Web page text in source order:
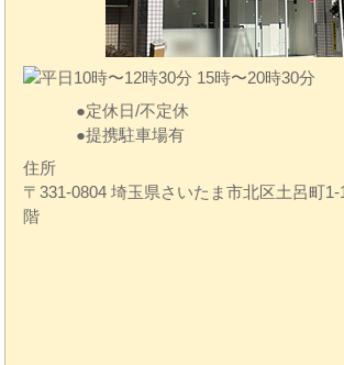
定休日/不定休
提携駐車場有
住所
〒331-0804 埼玉県さいたま市北区土呂町1-
階